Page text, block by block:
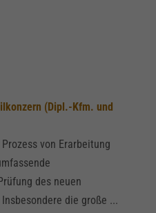
(Dipl.-Kfm. und
von Erarbeitung
des neuen
die große ...